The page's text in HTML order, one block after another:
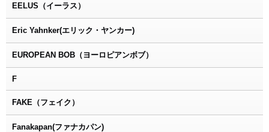
EELUS（イーラス）
Eric Yahnker(エリック・ヤンカー)
EUROPEAN BOB（ヨーロピアンボブ）
F
FAKE（フェイク）
Fanakapan(ファナカパン)